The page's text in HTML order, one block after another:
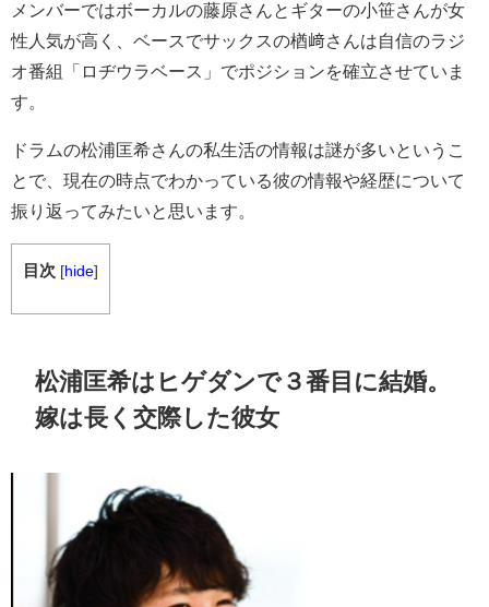
メンバーではボーカルの藤原さんとギターの小笹さんが女
性人気が高く、ベースでサックスの楢﨑さんは自信のラジ
オ番組「ロヂウラベース」でポジションを確立させていま
す。
ドラムの松浦匡希さんの私生活の情報は謎が多いというこ
とで、現在の時点でわかっている彼の情報や経歴について
振り返ってみたいと思います。
目次 [hide]
松浦匡希はヒゲダンで３番目に結婚。
嫁は長く交際した彼女